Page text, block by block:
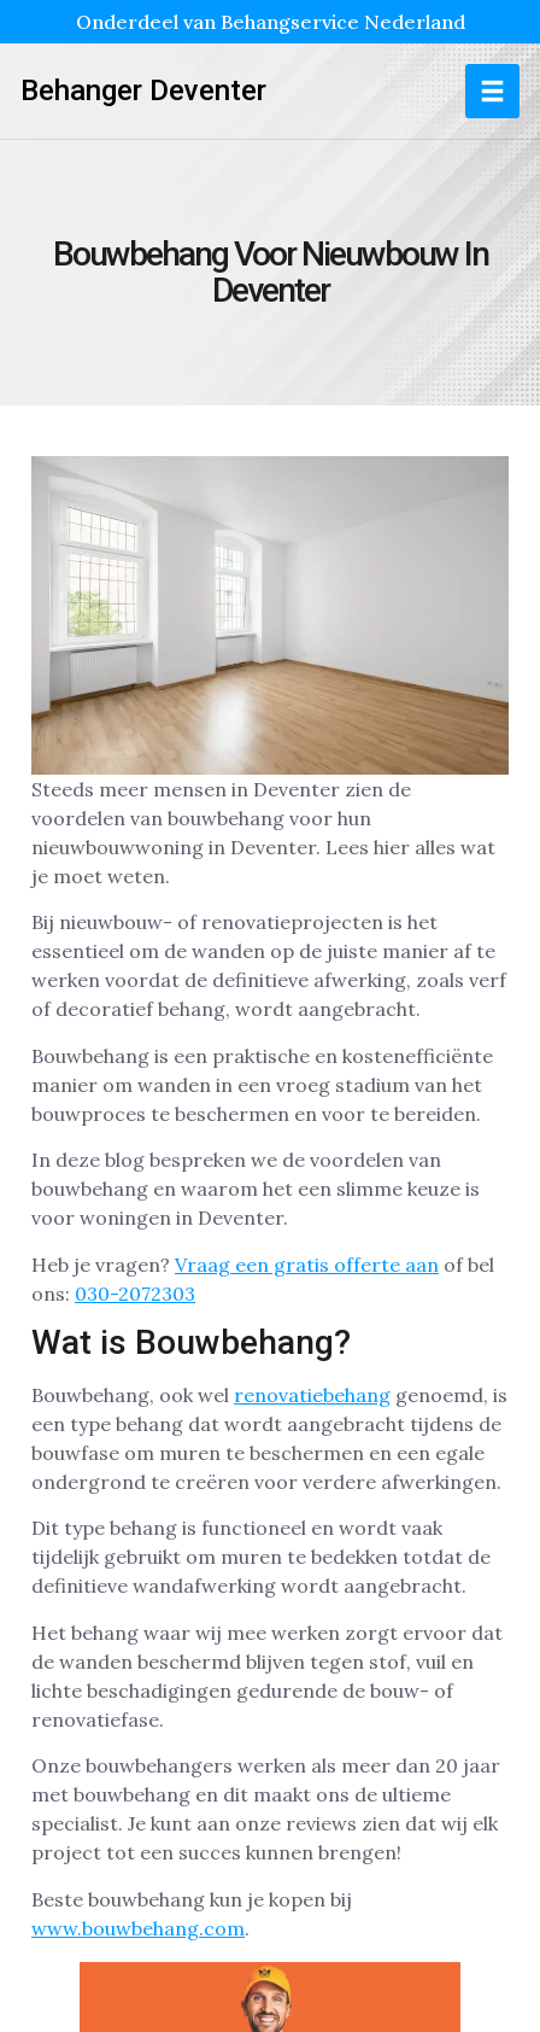
Onderdeel van Behangservice Nederland
Behanger Deventer
Bouwbehang Voor Nieuwbouw In
Deventer
Steeds meer mensen in Deventer zien de
voordelen van bouwbehang voor hun
nieuwbouwwoning in Deventer. Lees hier alles wat
je moet weten.
Bij nieuwbouw- of renovatieprojecten is het
essentieel om de wanden op de juiste manier af te
werken voordat de definitieve afwerking, zoals verf
of decoratief behang, wordt aangebracht.
Bouwbehang is een praktische en kostenefficiënte
manier om wanden in een vroeg stadium van het
bouwproces te beschermen en voor te bereiden.
In deze blog bespreken we de voordelen van
bouwbehang en waarom het een slimme keuze is
voor woningen in Deventer.
Heb je vragen? Vraag een gratis offerte aan of bel
ons: 030-2072303
Wat is Bouwbehang?
Bouwbehang, ook wel renovatiebehang genoemd, is
een type behang dat wordt aangebracht tijdens de
bouwfase om muren te beschermen en een egale
ondergrond te creëren voor verdere afwerkingen.
Dit type behang is functioneel en wordt vaak
tijdelijk gebruikt om muren te bedekken totdat de
definitieve wandafwerking wordt aangebracht.
Het behang waar wij mee werken zorgt ervoor dat
de wanden beschermd blijven tegen stof, vuil en
lichte beschadigingen gedurende de bouw- of
renovatiefase.
Onze bouwbehangers werken als meer dan 20 jaar
met bouwbehang en dit maakt ons de ultieme
specialist. Je kunt aan onze reviews zien dat wij elk
project tot een succes kunnen brengen!
Beste bouwbehang kun je kopen bij
www.bouwbehang.com.